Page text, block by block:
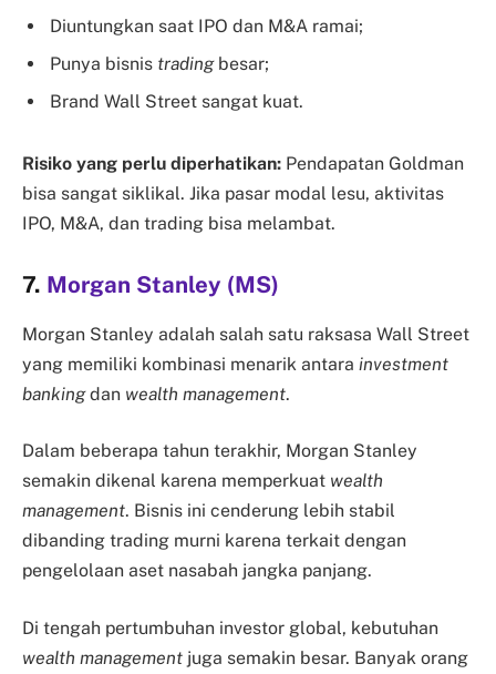
Diuntungkan saat IPO dan M&A ramai;
Punya bisnis trading besar;
Brand Wall Street sangat kuat.
Risiko yang perlu diperhatikan: Pendapatan Goldman
bisa sangat siklikal. Jika pasar modal lesu, aktivitas
IPO, M&A, dan trading bisa melambat.
7. Morgan Stanley (MS)
Morgan Stanley adalah salah satu raksasa Wall Street
yang memiliki kombinasi menarik antara investment
bankingdan wealth management.
Dalam beberapa tahun terakhir, Morgan Stanley
semakin dikenal karena memperkuat wealth
management. Bisnis ini cenderung lebih stabil
dibanding trading murni karena terkait dengan
pengelolaan aset nasabah jangka panjang.
Di tengah pertumbuhan investor global, kebutuhan
wealth management juga semakin besar. Banyak orang